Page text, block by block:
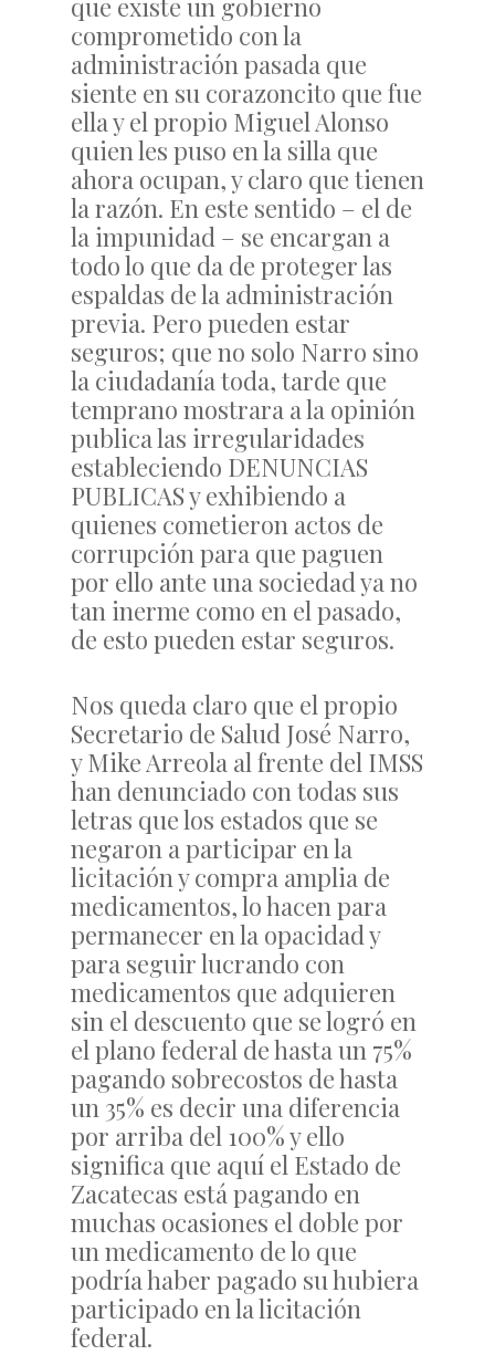
que existe un gobierno
comprometido con la
administración pasada que
siente en su corazoncito que fue
ella y el propio Miguel Alonso
quien les puso en la silla que
ahora ocupan, y claro que tienen
la razón. En este sentido – el de
la impunidad – se encargan a
todo lo que da de proteger las
espaldas de la administración
previa. Pero pueden estar
seguros; que no solo Narro sino
la ciudadanía toda, tarde que
temprano mostrara a la opinión
publica las irregularidades
estableciendo DENUNCIAS
PUBLICAS y exhibiendo a
quienes cometieron actos de
corrupción para que paguen
por ello ante una sociedad ya no
tan inerme como en el pasado,
de esto pueden estar seguros.
Nos queda claro que el propio
Secretario de Salud José Narro,
y Mike Arreola al frente del IMSS
han denunciado con todas sus
letras que los estados que se
negaron a participar en la
licitación y compra amplia de
medicamentos, lo hacen para
permanecer en la opacidad y
para seguir lucrando con
medicamentos que adquieren
sin el descuento que se logró en
el plano federal de hasta un 75%
pagando sobrecostos de hasta
un 35% es decir una diferencia
por arriba del 100% y ello
significa que aquí el Estado de
Zacatecas está pagando en
muchas ocasiones el doble por
un medicamento de lo que
podría haber pagado su hubiera
participado en la licitación
federal.